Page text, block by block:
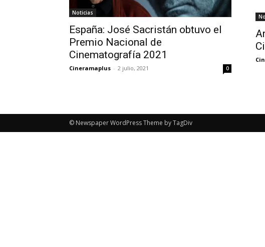
Noticias
España: José Sacristán obtuvo el
Premio Nacional de
Cinematografía 2021
Cineramaplus - 2 julio, 2021 0
© Newspaper WordPress Theme by TagDiv